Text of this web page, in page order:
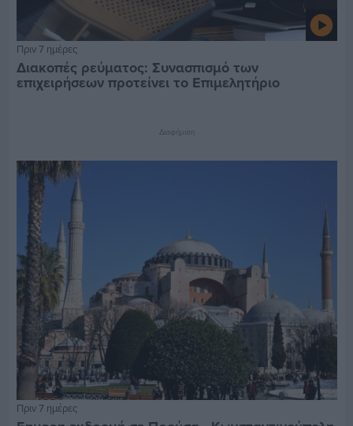
Πριν 7 ημέρες
Διακοπές ρεύματος: Συνασπισμό των
επιχειρήσεων προτείνει το Επιμελητήριο
Διαφήμιση
Πριν 7 ημέρες